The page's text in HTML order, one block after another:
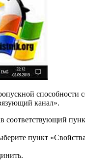
канал».
соответствующий
пункт